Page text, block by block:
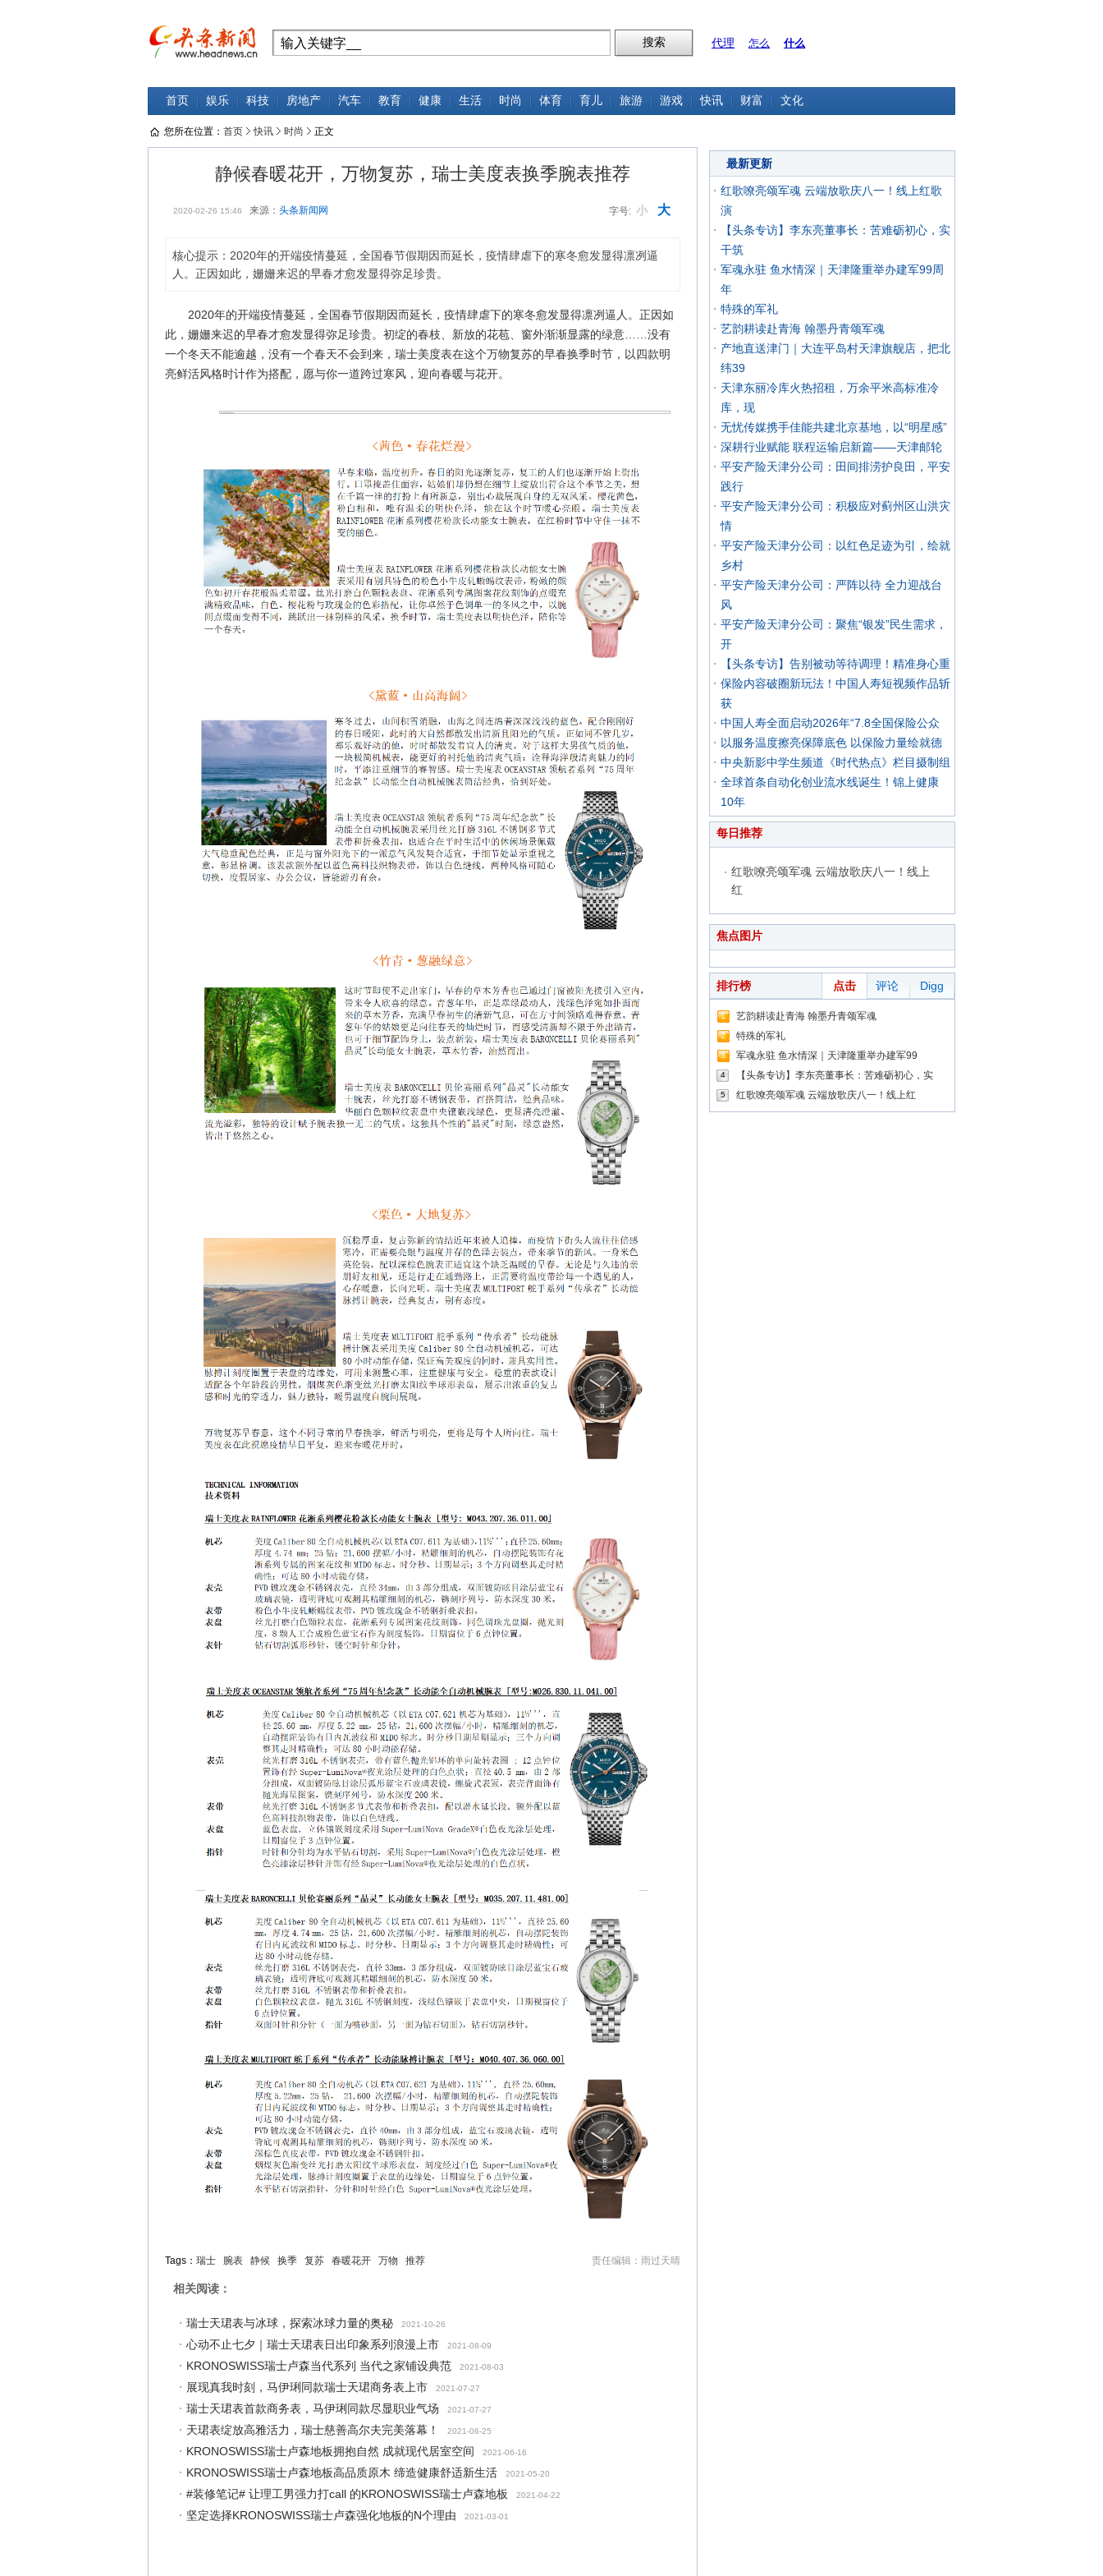
代理 怎么 什么
首页 娱乐 科技 房地产 汽车 教育 健康 生活 时尚 体育 育儿 旅游 游戏 快讯 财富 文化
您所在位置： 首页 快讯 时尚 正文
静候春暖花开，万物复苏，瑞士美度表换季腕表推荐
字号: 小 大
2020-02-26 15:46 来源： 头条新闻网
核心提示：2020年的开端疫情蔓延，全国春节假期因而延长，疫情肆虐下的寒冬愈发显得凛冽逼
人。正因如此，姗姗来迟的早春才愈发显得弥足珍贵。
2020年的开端疫情蔓延，全国春节假期因而延长，疫情肆虐下的寒冬愈发显得凛冽逼人。正因如
此，姗姗来迟的早春才愈发显得弥足珍贵。初绽的春枝、新放的花苞、窗外渐渐显露的绿意……没有
一个冬天不能逾越，没有一个春天不会到来，瑞士美度表在这个万物复苏的早春换季时节，以四款明
亮鲜活风格时计作为搭配，愿与你一道跨过寒风，迎向春暖与花开。
Tags： 瑞士 腕表 静候 换季 复苏 春暖花开 万物 推荐 责任编辑：雨过天晴
相关阅读：
瑞士天珺表与冰球，探索冰球力量的奥秘 2021-10-26
心动不止七夕｜瑞士天珺表日出印象系列浪漫上市 2021-08-09
KRONOSWISS瑞士卢森当代系列 当代之家铺设典范 2021-08-03
展现真我时刻，马伊琍同款瑞士天珺商务表上市 2021-07-27
瑞士天珺表首款商务表，马伊琍同款尽显职业气场 2021-07-27
天珺表绽放高雅活力，瑞士慈善高尔夫完美落幕！ 2021-06-25
KRONOSWISS瑞士卢森地板拥抱自然 成就现代居室空间 2021-06-16
KRONOSWISS瑞士卢森地板高品质原木 缔造健康舒适新生活 2021-05-20
#装修笔记# 让理工男强力打call 的KRONOSWISS瑞士卢森地板 2021-04-22
坚定选择KRONOSWISS瑞士卢森强化地板的N个理由 2021-03-01
最新更新
红歌嘹亮颂军魂 云端放歌庆八一！线上红歌
演
【头条专访】李东亮董事长：苦难砺初心，实
干筑
军魂永驻 鱼水情深｜天津隆重举办建军99周
年
特殊的军礼
艺韵耕读赴青海 翰墨丹青颂军魂
产地直送津门｜大连平岛村天津旗舰店，把北
纬39
天津东丽冷库火热招租，万余平米高标准冷
库，现
无忧传媒携手佳能共建北京基地，以“明星感”
深耕行业赋能 联程运输启新篇——天津邮轮
平安产险天津分公司：田间排涝护良田，平安
践行
平安产险天津分公司：积极应对蓟州区山洪灾
情
平安产险天津分公司：以红色足迹为引，绘就
乡村
平安产险天津分公司：严阵以待 全力迎战台
风
平安产险天津分公司：聚焦“银发”民生需求，
开
【头条专访】告别被动等待调理！精准身心重
保险内容破圈新玩法！中国人寿短视频作品斩
获
中国人寿全面启动2026年“7.8全国保险公众
以服务温度擦亮保障底色 以保险力量绘就德
中央新影中学生频道《时代热点》栏目摄制组
全球首条自动化创业流水线诞生！锦上健康
10年
每日推荐
红歌嘹亮颂军魂 云端放歌庆八一！线上
红
焦点图片
排行榜 点击 评论 Digg
1 艺韵耕读赴青海 翰墨丹青颂军魂
2 特殊的军礼
3 军魂永驻 鱼水情深｜天津隆重举办建军99
4 【头条专访】李东亮董事长：苦难砺初心，实
5 红歌嘹亮颂军魂 云端放歌庆八一！线上红